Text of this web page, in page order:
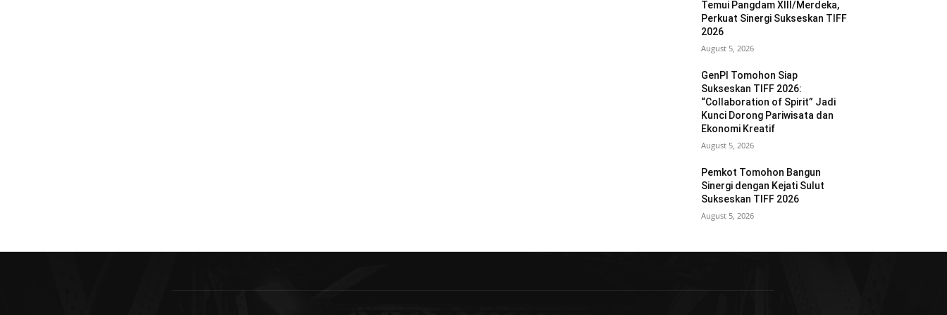
Temui Pangdam XIII/Merdeka,
Perkuat Sinergi Sukseskan TIFF
2026
August 5, 2026
GenPI Tomohon Siap
Sukseskan TIFF 2026:
“Collaboration of Spirit” Jadi
Kunci Dorong Pariwisata dan
Ekonomi Kreatif
August 5, 2026
Pemkot Tomohon Bangun
Sinergi dengan Kejati Sulut
Sukseskan TIFF 2026
August 5, 2026